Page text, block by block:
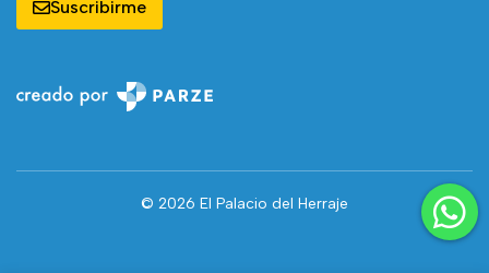
Suscribirme
© 2026 El Palacio del Herraje